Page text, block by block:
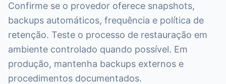
Confirme se o provedor oferece snapshots,
backups automáticos, frequência e política de
retenção. Teste o processo de restauração em
ambiente controlado quando possível. Em
produção, mantenha backups externos e
procedimentos documentados.